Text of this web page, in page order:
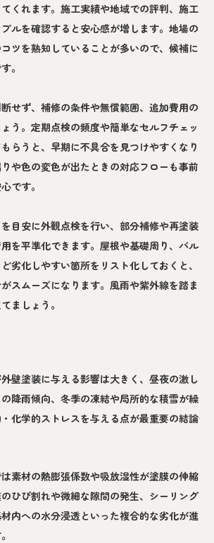
くれます。施工実績や地域での評判、施工
ルを確認すると安心感が増します。地場の
ツを熟知していることが多いので、候補に
。
せず、補修の条件や無償範囲、追加費用の
う。定期点検の頻度や簡単なセルフチェッ
らうと、早期に不具合を見つけやすくなり
や色の変色が出たときの対応フローも事前
です。
目安に外観点検を行い、部分補修や再塗装
を平準化できます。屋根や基礎周り、バル
劣化しやすい箇所をリスト化しておくと、
スムーズになります。風雨や紫外線を踏ま
ましょう。
壁塗装に与える影響は大きく、昼夜の激し
降雨傾向、冬季の凍結や局所的な積雪が繰
化学的ストレスを与える点が最重要の結論
素材の熱膨張係数や吸放湿性が塗膜の伸縮
ひび割れや微細な隙間の発生、シーリング
内への水分浸透といった複合的な劣化が進